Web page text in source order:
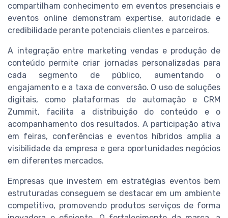
compartilham conhecimento em eventos presenciais e
eventos online demonstram expertise, autoridade e
credibilidade perante potenciais clientes e parceiros.
A integração entre marketing vendas e produção de
conteúdo permite criar jornadas personalizadas para
cada segmento de público, aumentando o
engajamento e a taxa de conversão. O uso de soluções
digitais, como plataformas de automação e CRM
Zummit, facilita a distribuição do conteúdo e o
acompanhamento dos resultados. A participação ativa
em feiras, conferências e eventos híbridos amplia a
visibilidade da empresa e gera oportunidades negócios
em diferentes mercados.
Empresas que investem em estratégias eventos bem
estruturadas conseguem se destacar em um ambiente
competitivo, promovendo produtos serviços de forma